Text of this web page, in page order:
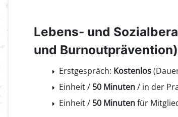
Lebens- und
und
Erstgespräch: Kostenlos
Einheit / 50 Minuten/ in der
Einheit / 50 Minutenfür